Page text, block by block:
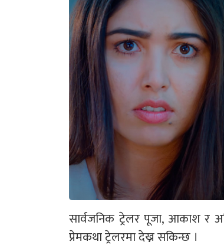
सार्वजनिक ट्रेलर पूजा, आकाश र
प्रेमकथा ट्रेलरमा देख्न सकिन्छ ।